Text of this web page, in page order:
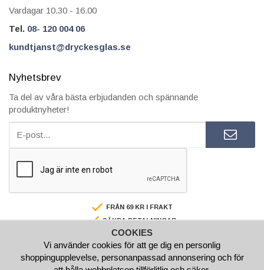
Vardagar 10.30 - 16.00
Tel. 08- 120 004 06
kundtjanst@dryckesglas.se
Nyhetsbrev
Ta del av våra bästa erbjudanden och spännande
produktnyheter!
FRÅN 69 KR I FRAKT
SÄKRA BETALNINGAR
FAKTURA/AVBETALNING
SNABBA LEVERANSER
BESTÄLL INNAN 15.00 SÅ SKICKAR VI SAMMA VARDAG
COOKIES
Vi använder cookies för att ge dig en personlig
shoppingupplevelse, personanpassad annonsering och för